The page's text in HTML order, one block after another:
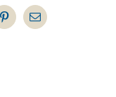
PinterestEmail